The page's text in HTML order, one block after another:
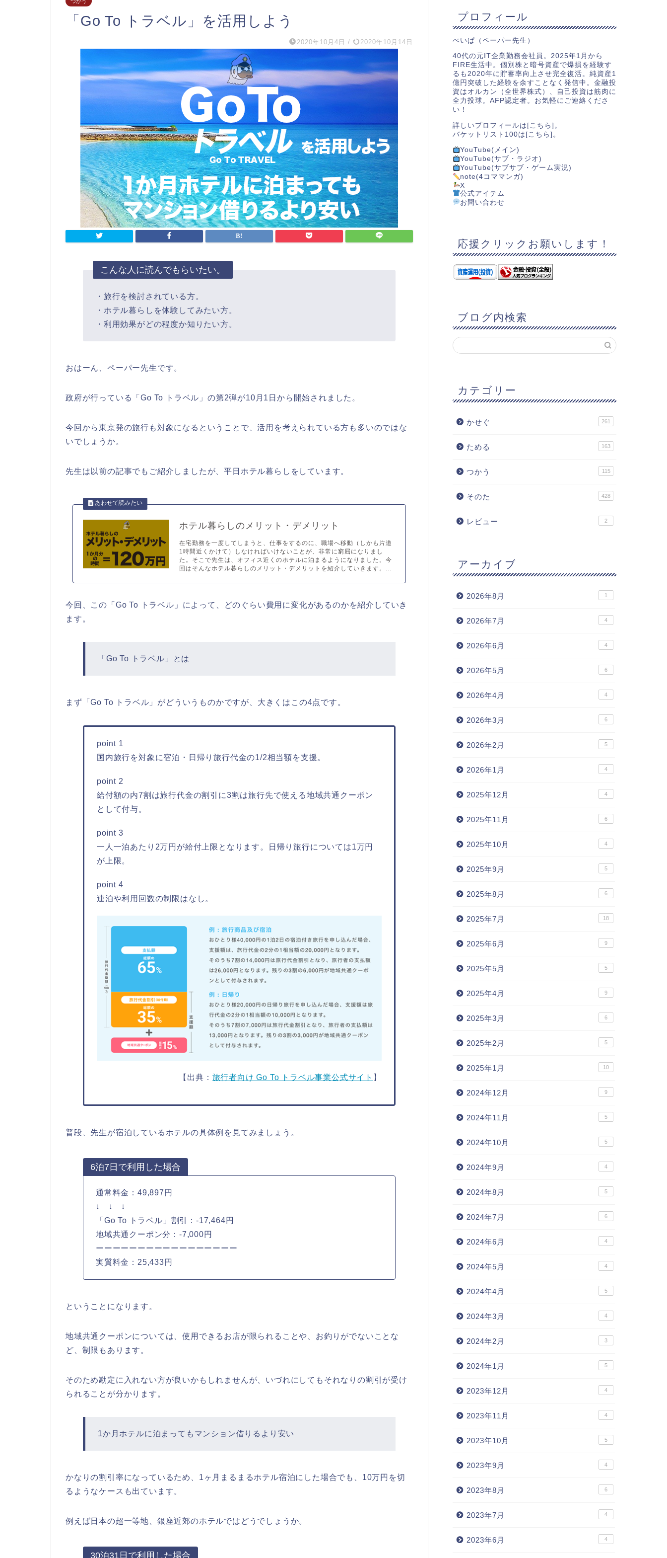
「Go To トラベル」を活用しよう
2020年10月4日 / 2020年10月14日
こんな人に読んでもらいたい。
・旅行を検討されている方。
・ホテル暮らしを体験してみたい方。
・利用効果がどの程度か知りたい方。
おはーん、ペーパー先生です。
政府が行っている「Go To トラベル」の第2弾が10月1日から開始されました。
今回から東京発の旅行も対象になるということで、活用を考えられている方も多いのではな
いでしょうか。
先生は以前の記事でもご紹介しましたが、平日ホテル暮らしをしています。
ホテル暮らしのメリット・デメリット
在宅勤務を一度してしまうと、仕事をするのに、職場へ移動（しかも片道
1時間近くかけて）しなければいけないことが、非常に窮屈になりまし
た。そこで先生は、オフィス近くのホテルに泊まるようになりました。今
回はそんなホテル暮らしのメリット・デメリットを紹介していきます。...
今回、この「Go To トラベル」によって、どのぐらい費用に変化があるのかを紹介していき
ます。
「Go To トラベル」とは
まず「Go To トラベル」がどういうものかですが、大きくはこの4点です。
point 1
国内旅行を対象に宿泊・日帰り旅行代金の1/2相当額を支援。
point 2
給付額の内7割は旅行代金の割引に3割は旅行先で使える地域共通クーポン
として付与。
point 3
一人一泊あたり2万円が給付上限となります。日帰り旅行については1万円
が上限。
point 4
連泊や利用回数の制限はなし。
【出典： 旅行者向け Go To トラベル事業公式サイト 】
普段、先生が宿泊しているホテルの具体例を見てみましょう。
6泊7日で利用した場合
通常料金：49,897円
↓ ↓ ↓
「Go To トラベル」割引：-17,464円
地域共通クーポン分：-7,000円
ーーーーーーーーーーーーーーーーー
実質料金：25,433円
ということになります。
地域共通クーポンについては、使用できるお店が限られることや、お釣りがでないことな
ど、制限もあります。
そのため勘定に入れない方が良いかもしれませんが、いづれにしてもそれなりの割引が受け
られることが分かります。
1か月ホテルに泊まってもマンション借りるより安い
かなりの割引率になっているため、1ヶ月まるまるホテル宿泊にした場合でも、10万円を切
るようなケースも出ています。
例えば日本の超一等地、銀座近郊のホテルではどうでしょうか。
30泊31日で利用した場合
プロフィール
ぺいぱ（ペーパー先生）
40代の元IT企業勤務会社員。2025年1月から
FIRE生活中。個別株と暗号資産で爆損を経験す
るも2020年に貯蓄率向上させ完全復活。純資産1
億円突破した経験を余すことなく発信中。金融投
資はオルカン（全世界株式）、自己投資は筋肉に
全力投球。AFP認定者。お気軽にご連絡くださ
い！
詳しいプロフィールは[ こちら ]。
バケットリスト100は[ こちら ]。
YouTube(メイン)
YouTube(サブ・ラジオ)
YouTube(サブサブ・ゲーム実況)
note(4コママンガ)
X
公式アイテム
お問い合わせ
応援クリックお願いします！
ブログ内検索
カテゴリー
かせぐ 261
ためる 163
つかう 115
そのた 428
レビュー 2
アーカイブ
2026年8月 1
2026年7月 4
2026年6月 4
2026年5月 6
2026年4月 4
2026年3月 6
2026年2月 5
2026年1月 4
2025年12月 4
2025年11月 6
2025年10月 4
2025年9月 5
2025年8月 6
2025年7月 18
2025年6月 9
2025年5月 5
2025年4月 9
2025年3月 6
2025年2月 5
2025年1月 10
2024年12月 9
2024年11月 5
2024年10月 5
2024年9月 4
2024年8月 5
2024年7月 6
2024年6月 4
2024年5月 4
2024年4月 5
2024年3月 4
2024年2月 3
2024年1月 5
2023年12月 4
2023年11月 4
2023年10月 5
2023年9月 4
2023年8月 6
2023年7月 4
2023年6月 4